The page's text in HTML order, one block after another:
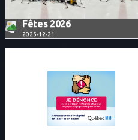
Fêtes 2026
2025-12-21